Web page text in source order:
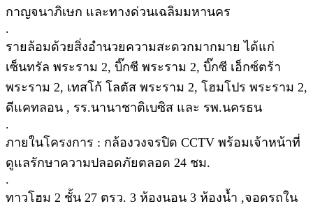
กาญจนาภิเษก และทางด่วนเฉลิมมหานคร
.
รายล้อมด้วยสิ่งอำนวยความสะดวกมากมาย ได้แก่
เซ็นทรัล พระราม 2, บิ๊กซี พระราม 2, บิ๊กซี เอ็กซ์ตร้า
พระราม 2, เทสโก้ โลตัส พระราม 2, โฮมโปร พระราม 2,
ดีแคทลอน , รร.นานาชาติเบซิส และ รพ.นครธน
.
ภายในโครงการ : กล้องวงจรปิด CCTV พร้อมเจ้าหน้าที่
ดูแลรักษาความปลอดภัยตลอด 24 ชม.
.
ทาวโฮม 2 ชั้น 27 ตรว. 3 ห้องนอน 3 ห้องน้ำ ,จอดรถใน